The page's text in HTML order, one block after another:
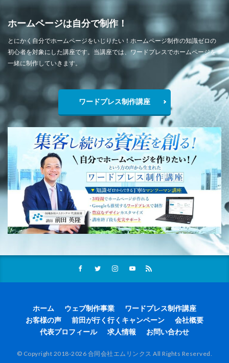
ホームページは自分で制作！
とにかく自分でホームページをいじりたい！ホームページ制作の知識ゼロの
初心者を対象にした講座です。当講座では、ワードプレスでホームページを
一緒に制作していきます。
ワードプレス制作講座
ホーム ウェブ制作事業
ワードプレス制作講座
お客様の声
前田が行く行くキャンペーン
会社概要
代表プロフィール
求人情報 お問い合わせ
© Copyright 2018-2026 合同会社エムリンクス All Rights Reserved.